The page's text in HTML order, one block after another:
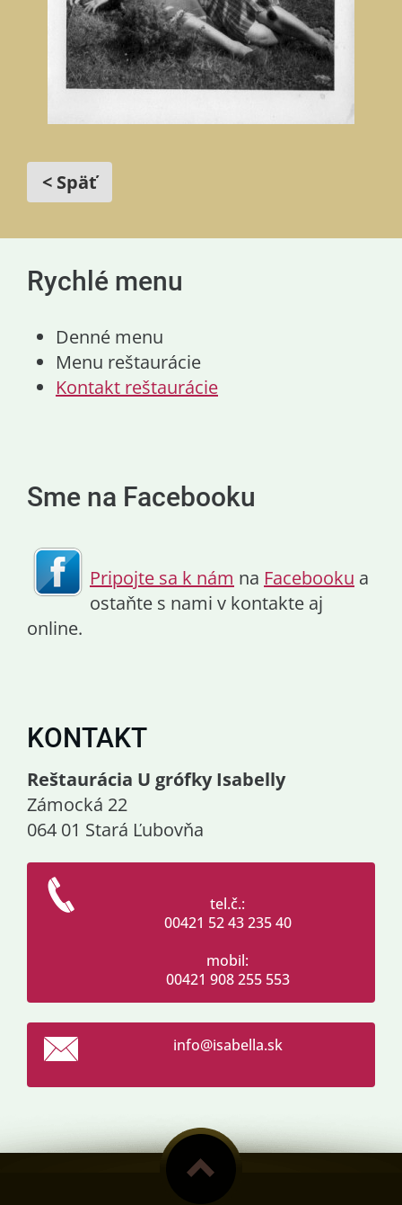
< Späť
Rychlé menu
Denné menu
Menu reštaurácie
Kontakt reštaurácie
Sme na Facebooku
Pripojte sa k nám na Facebooku a
ostaňte s nami v kontakte aj
online.
KONTAKT
Reštaurácia U grófky Isabelly
Zámocká 22
064 01 Stará Ľubovňa
tel.č.:
00421 52 43 235 40
mobil:
00421 908 255 553
info@isabella.sk